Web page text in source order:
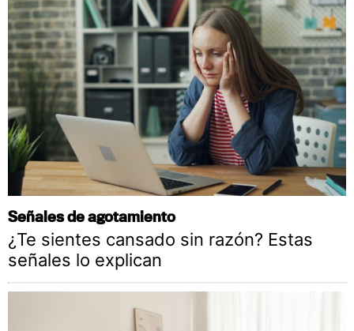
Señales de agotamiento
¿Te sientes cansado sin razón? Estas
señales lo explican